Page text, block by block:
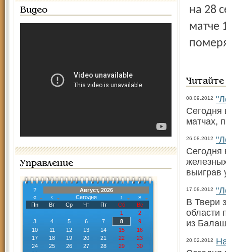
Видео
Управление
?
Август, 2026
«
‹ Сегодня ›
»
Пн
Вт Ср Чт Пт Сб
Вс
1
2
3
4 5 6 7 8
9
10
11 12 13 14 15
16
17
18 19 20 21 22
23
24
25 26 27 28 29
30
на 28
матче
08.09.2012
Сегодня
матчах,
26.08.2012
Сегодня
выиграв
17.08.2012
В Твери
области
из
20.02.2012